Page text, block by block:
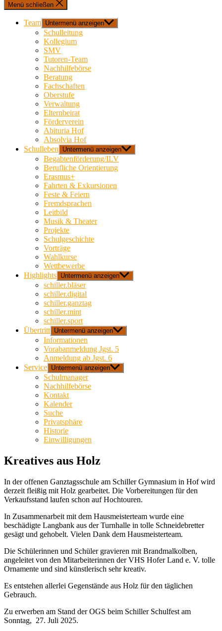
Menü schließen
Team Untermenü anzeigen
Schulleitung
Kollegium
SMV
Tutoren-Team
Nachhilfebörse
Beratung
Fachschaften
Oberstufe
Verwaltung
Elternbeirat
Förderverein
Abituria Hof
Absolvia Hof
Schulleben
Untermenü anzeigen
Begabtenförderung/ILV
Berufliche Orientierung
Erasmus+
Fahrten & Exkursionen
Feste & Feiern
Fremdsprachen
Leitbild
Musik & Theater
Projekte
Schulgeschichte
Vorträge
Wahlkurse
Wettbewerbe
Highlights Untermenü anzeigen
schiller.bläser
schiller.digital
schiller.ganztag
schiller.mint
schiller.sport
Übertritt Untermenü anzeigen
Informationen
Vorabanmeldung Jgst. 5
Anmeldung ab Jgst. 6
Service Untermenü anzeigen
Schulmanager
Nachhilfebörse
Kontakt
Kalender
Suche
Privatsphäre
Historie
Einwilligungen
Kreatives aus Holz
In der offenen Ganztagsschule am Schiller Gymnasium in Hof wird
derzeit fleißig mit Holz gearbeitet. Die Vorbereitungen für den
Verkaufsstand laufen schon auf Hochtouren.
In Zusammenarbeit mit dem Hausmeisterteam wurde eine
beschädigte Langbank aus der Turnhalle in tolle Schneidebretter
gesägt und gehobelt. Vielen Dank dem Hausmeisterteam.
Die Schülerinnen und Schüler gravieren mit Brandmalkolben,
angeleitet von den Mitarbeiterinnen der VHS Hofer Land e. V. tolle
Ornamente und sind künstlerisch sehr kreativ.
Es entstehen allerlei Gegenstände aus Holz für den täglichen
Gebrauch.
Zu erwerben am Stand der OGS beim Schiller Schulfest am
Sonntag, 27. Juli 2025.